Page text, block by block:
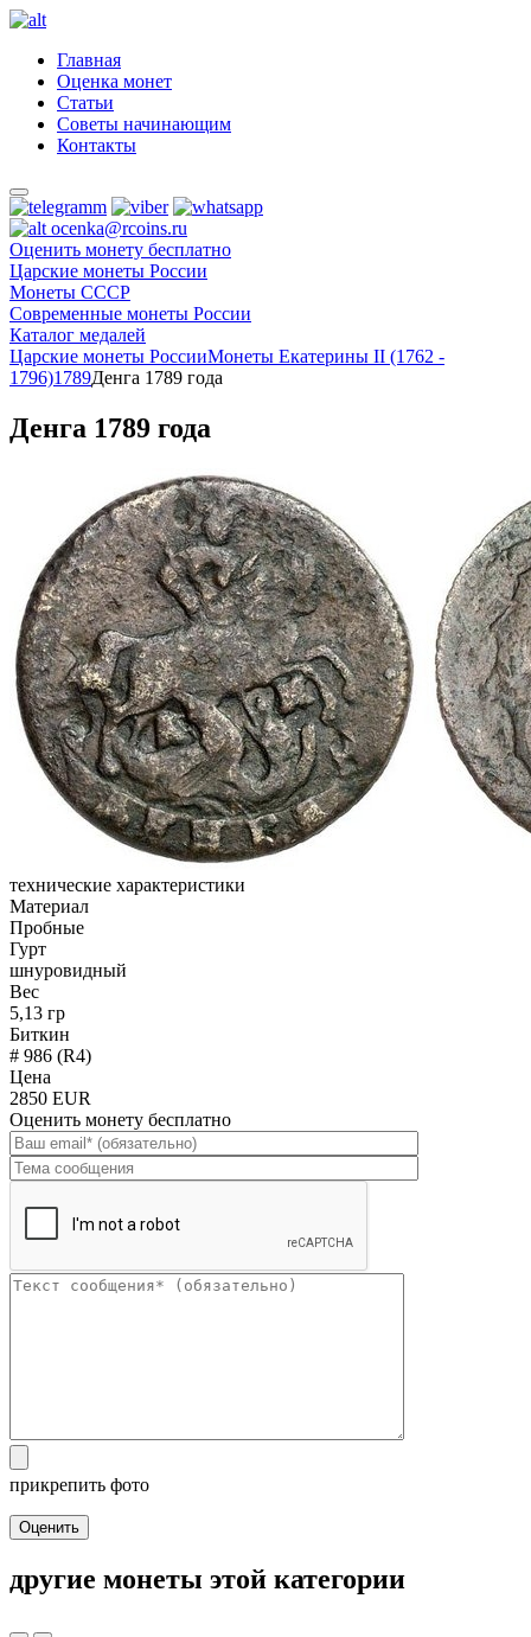
Главная
Оценка монет
Статьи
Советы начинающим
Контакты
ocenka@rcoins.ru
Оценить монету бесплатно
Царские монеты России
Монеты СССР
Современные монеты России
Каталог медалей
Царские монеты РоссииМонеты Екатерины II (1762 -
1796)1789Денга 1789 года
Денга 1789 года
технические характеристики
Материал
Пробные
Гурт
шнуровидный
Вес
5,13 гр
Биткин
# 986 (R4)
Цена
2850 EUR
Оценить монету бесплатно
прикрепить фото
Оценить
другие монеты этой категории